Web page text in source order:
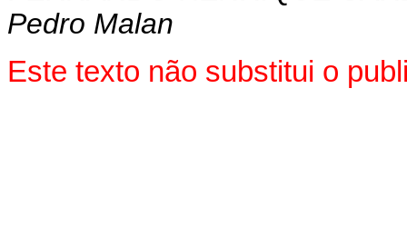
Pedro Malan
Este texto não substitui o